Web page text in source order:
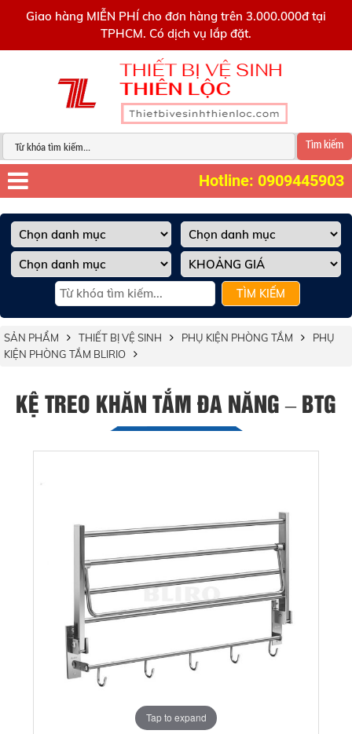
Giao hàng MIỄN PHÍ cho đơn hàng trên 3.000.000đ tại
TPHCM. Có dịch vụ lắp đặt.
Tìm kiếm
Hotline: 0909445903
TÌM KIẾM
SẢN PHẨM THIẾT BỊ VỆ SINH PHỤ KIỆN PHÒNG TẮM
PHỤ
KIỆN PHÒNG TẮM BLIRIO
KỆ TREO KHĂN TẮM ĐA NĂNG – BTG
Tap to expand
Tap to expand
0909445903